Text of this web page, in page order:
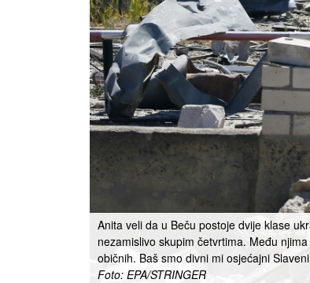
Anita veli da u Beču postoje dvije klase
nezamislivo skupim četvrtima. Među
običnih. Baš smo divni mi osjećajni Slaveni
Foto: EPA/STRINGER